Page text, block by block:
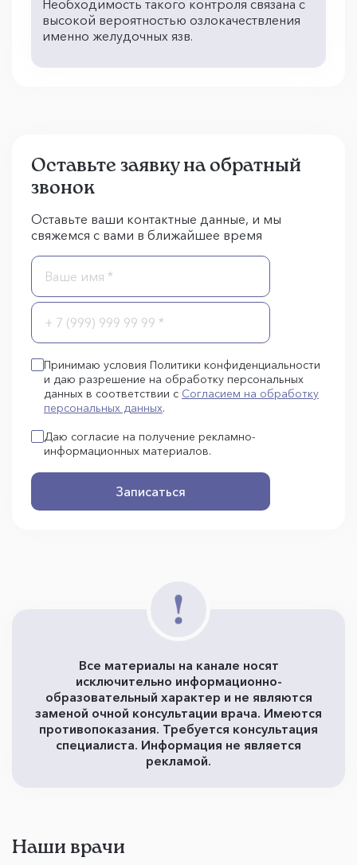
Необходимость такого контроля связана с
высокой вероятностью озлокачествления
именно желудочных язв.
Оставьте заявку на обратный
звонок
Оставьте ваши контактные данные, и мы
свяжемся с вами в ближайшее время
Принимаю условия Политики конфиденциальности
и даю разрешение на обработку персональных
данных в соответствии с Согласием на обработку
персональных данных.
Даю согласие на получение рекламно-
информационных материалов.
Записаться
Все материалы на канале носят
исключительно информационно-
образовательный характер и не являются
заменой очной консультации врача. Имеются
противопоказания. Требуется консультация
специалиста. Информация не является
рекламой.
Наши врачи